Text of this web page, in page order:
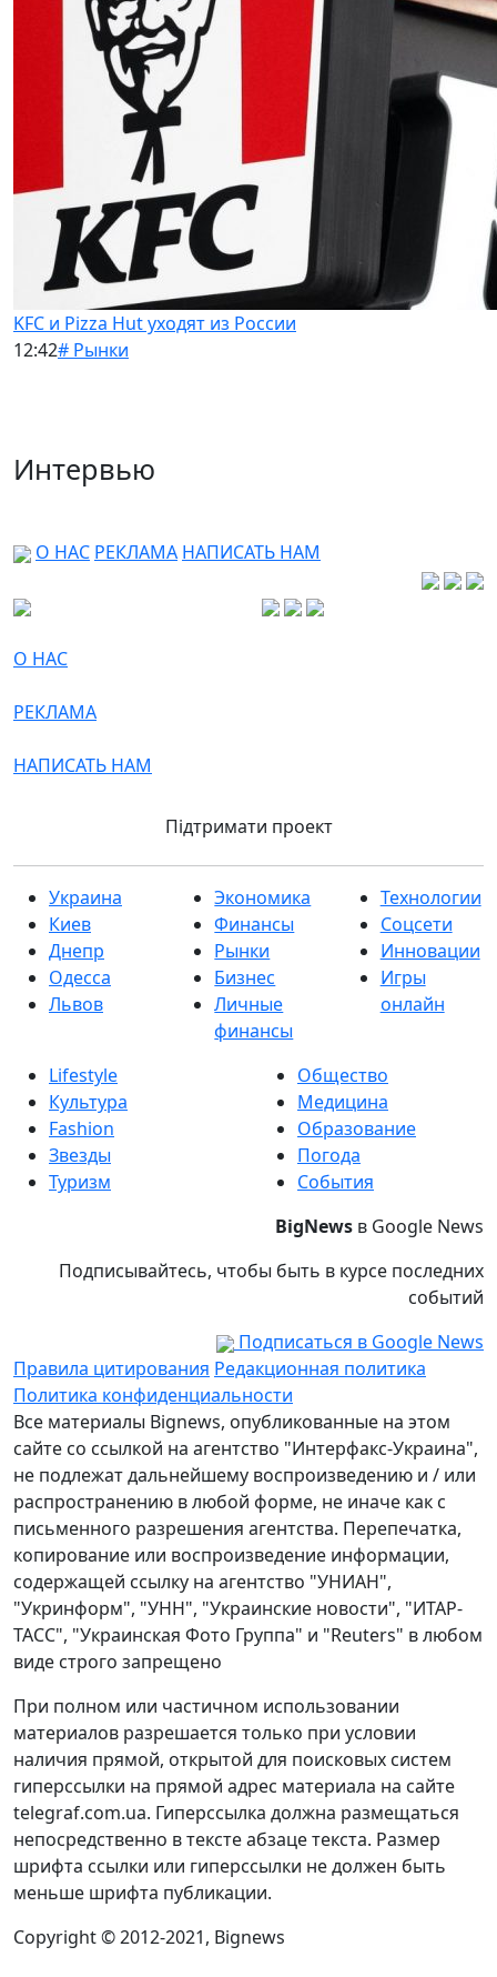
KFC и Pizza Hut уходят из России
12:42# Рынки
Интервью
О НАС РЕКЛАМА НАПИСАТЬ НАМ
О НАС
РЕКЛАМА
НАПИСАТЬ НАМ
Підтримати проект
Украина
Киев
Днепр
Одесса
Львов
Экономика
Финансы
Рынки
Бизнес
Личные
финансы
Технологии
Соцсети
Инновации
Игры
онлайн
Lifestyle
Культура
Fashion
Звезды
Туризм
Общество
Медицина
Образование
Погода
События
BigNews в Google News
Подписывайтесь, чтобы быть в курсе последних
событий
Подписаться в Google News
Правила цитирования Редакционная политика
Политика конфиденциальности
Все материалы Bignews, опубликованные на этом
сайте со ссылкой на агентство "Интерфакс-Украина",
не подлежат дальнейшему воспроизведению и / или
распространению в любой форме, не иначе как с
письменного разрешения агентства. Перепечатка,
копирование или воспроизведение информации,
содержащей ссылку на агентство "УНИАН",
"Укринформ", "УНН", "Украинские новости", "ИТАР-
ТАСС", "Украинская Фото Группа" и "Reuters" в любом
виде строго запрещено
При полном или частичном использовании
материалов разрешается только при условии
наличия прямой, открытой для поисковых систем
гиперссылки на прямой адрес материала на сайте
telegraf.com.ua. Гиперссылка должна размещаться
непосредственно в тексте абзаце текста. Размер
шрифта ссылки или гиперссылки не должен быть
меньше шрифта публикации.
Copyright © 2012-2021, Bignews